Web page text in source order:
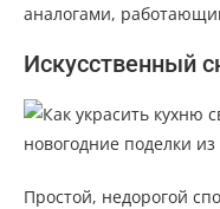
аналогами,
Искусственный
Простой, недорогой